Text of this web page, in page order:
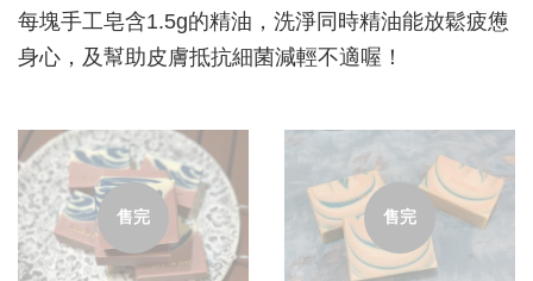
每塊手工皂含1.5g的精油，洗淨同時精油能放鬆疲憊
身心，及幫助皮膚抵抗細菌減輕不適喔！
售完 售完